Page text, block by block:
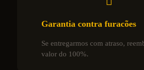
Garantia contra furacões
Se entregarmos com atraso,
valor do 100%.